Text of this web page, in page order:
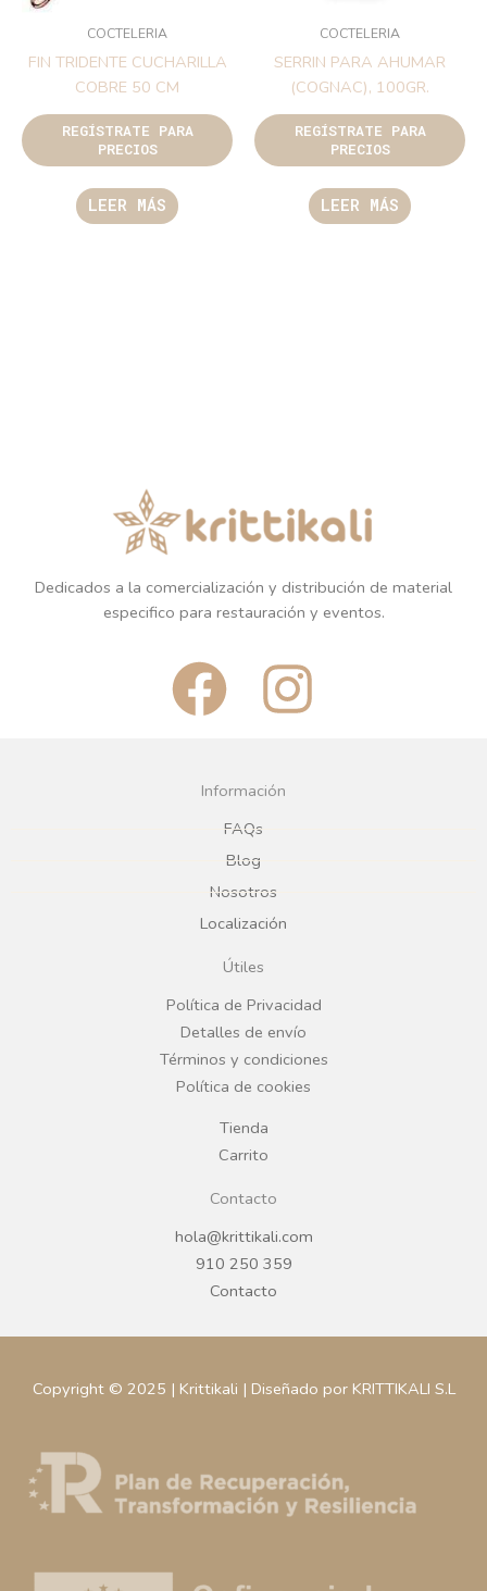
COCTELERIA
FIN TRIDENTE CUCHARILLA
COBRE 50 CM
REGÍSTRATE PARA
PRECIOS
LEER MÁS
COCTELERIA
SERRIN PARA AHUMAR
(COGNAC), 100GR.
REGÍSTRATE PARA
PRECIOS
LEER MÁS
Dedicados a la comercialización y distribución de material
especifico para restauración y eventos.
F
a
c
e
b
o
o
k
I
n
g
r
a
Información
FAQs
Blog
Nosotros
Localización
Útiles
Política de Privacidad
Detalles de envío
Términos y condiciones
Política de cookies
Tienda
Carrito
Contacto
hola@krittikali.com
910 250 359
Contacto
Copyright © 2025 | Krittikali | Diseñado por KRITTIKALI S.L